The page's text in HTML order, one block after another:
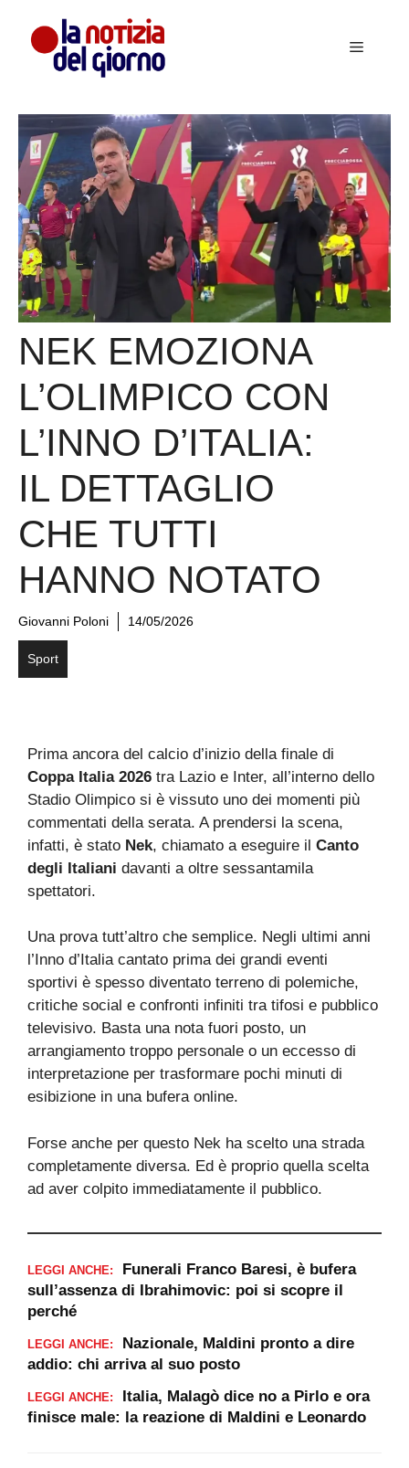
contenuto
Menu
NEK EMOZIONA
L’OLIMPICO CON
L’INNO D’ITALIA:
IL DETTAGLIO
CHE TUTTI
HANNO NOTATO
Giovanni Poloni 14/05/2026
Sport
Prima ancora del calcio d’inizio della finale di
Coppa Italia 2026 tra Lazio e Inter, all’interno dello
Stadio Olimpico si è vissuto uno dei momenti più
commentati della serata. A prendersi la scena,
infatti, è stato Nek, chiamato a eseguire il Canto
degli Italiani davanti a oltre sessantamila
spettatori.
Una prova tutt’altro che semplice. Negli ultimi anni
l’Inno d’Italia cantato prima dei grandi eventi
sportivi è spesso diventato terreno di polemiche,
critiche social e confronti infiniti tra tifosi e pubblico
televisivo. Basta una nota fuori posto, un
arrangiamento troppo personale o un eccesso di
interpretazione per trasformare pochi minuti di
esibizione in una bufera online.
Forse anche per questo Nek ha scelto una strada
completamente diversa. Ed è proprio quella scelta
ad aver colpito immediatamente il pubblico.
LEGGI ANCHE:
Funerali Franco Baresi, è bufera
sull’assenza di Ibrahimovic: poi si scopre il
perché
LEGGI ANCHE:
Nazionale, Maldini pronto a dire
addio: chi arriva al suo posto
LEGGI ANCHE:
Italia, Malagò dice no a Pirlo e ora
finisce male: la reazione di Maldini e Leonardo